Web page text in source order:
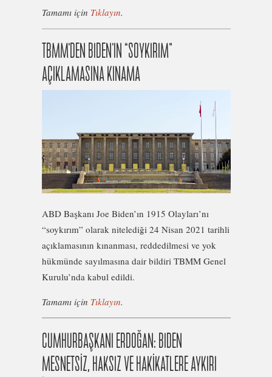
Tamamı için Tıklayın.
TBMM’DEN BIDEN’IN “SOYKIRIM”
AÇIKLAMASINA KINAMA
ABD Başkanı Joe Biden’ın 1915 Olayları’nı
“soykırım” olarak nitelediği 24 Nisan 2021 tarihli
açıklamasının kınanması, reddedilmesi ve yok
hükmünde sayılmasına dair bildiri TBMM Genel
Kurulu’nda kabul edildi.
Tamamı için Tıklayın.
CUMHURBAŞKANI ERDOĞAN: BIDEN
MESNETSİZ, HAKSIZ VE HAKİKATLERE AYKIRI